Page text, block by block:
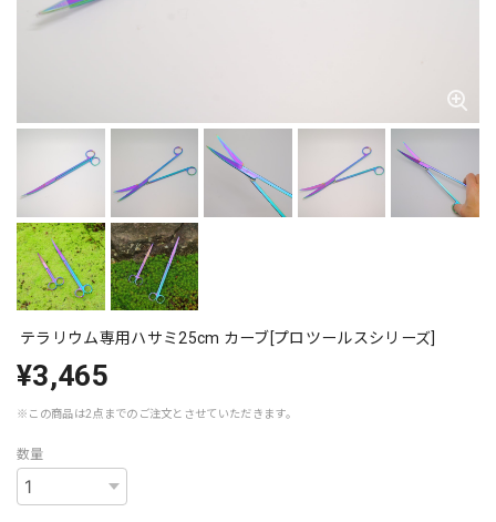
テラリウム専用ハサミ25cm カーブ[プロツールスシリーズ]
¥3,465
※この商品は2点までのご注文とさせていただきます。
数量